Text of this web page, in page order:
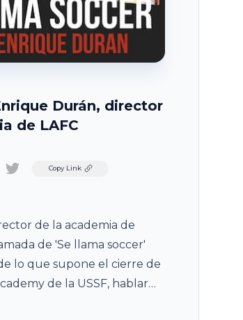
Durán, director
de LAFC
TwitterCopy Link
de la academia de
de 'Se llama soccer'
lo que supone el cierre de
de la USSF, hablar
Unidos, comentar